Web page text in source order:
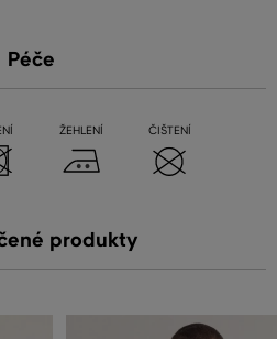
Péče
ŽEHLENÍ ČIŠTENÍ
produkty